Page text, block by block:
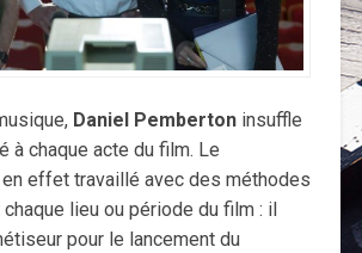
Daniel Pembertoninsuffle
à chaque acte du film. Le
effet travaillé avec des méthodes
lieu ou période du film : il
pour le lancement du